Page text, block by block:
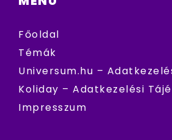
Főoldal
Témák
Universum.hu –
Koliday – Adatkezelési
Impresszum